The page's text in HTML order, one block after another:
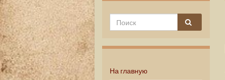
На главную